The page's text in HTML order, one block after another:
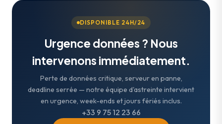
DISPONIBLE 24H/24
Urgence données ? Nous
intervenons immédiatement.
Perte de données critique, serveur en panne,
deadline serrée — notre équipe d'astreinte intervient
en urgence, week-ends et jours fériés inclus.
+33 9 75 12 23 66